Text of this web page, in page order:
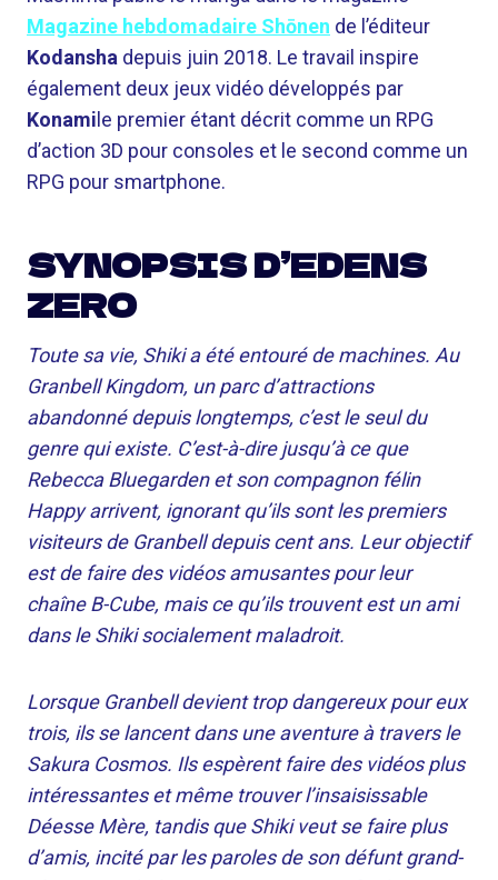
Magazine hebdomadaire Shōnen de l’éditeur
Kodansha depuis juin 2018. Le travail inspire
également deux jeux vidéo développés par
Konami le premier étant décrit comme un RPG
d’action 3D pour consoles et le second comme un
RPG pour smartphone.
SYNOPSIS D’EDENS
ZERO
Toute sa vie, Shiki a été entouré de machines. Au
Granbell Kingdom, un parc d’attractions
abandonné depuis longtemps, c’est le seul du
genre qui existe. C’est-à-dire jusqu’à ce que
Rebecca Bluegarden et son compagnon félin
Happy arrivent, ignorant qu’ils sont les premiers
visiteurs de Granbell depuis cent ans. Leur objectif
est de faire des vidéos amusantes pour leur
chaîne B-Cube, mais ce qu’ils trouvent est un ami
dans le Shiki socialement maladroit.
Lorsque Granbell devient trop dangereux pour eux
trois, ils se lancent dans une aventure à travers le
Sakura Cosmos. Ils espèrent faire des vidéos plus
intéressantes et même trouver l’insaisissable
Déesse Mère, tandis que Shiki veut se faire plus
d’amis, incité par les paroles de son défunt grand-